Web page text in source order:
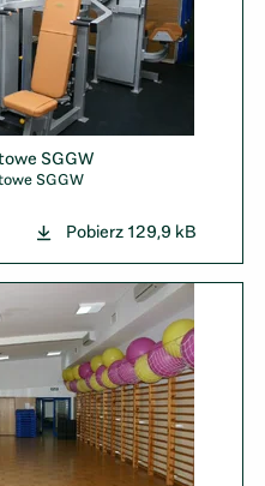
SGGW
SGGW
Pobierz 129,9 kB